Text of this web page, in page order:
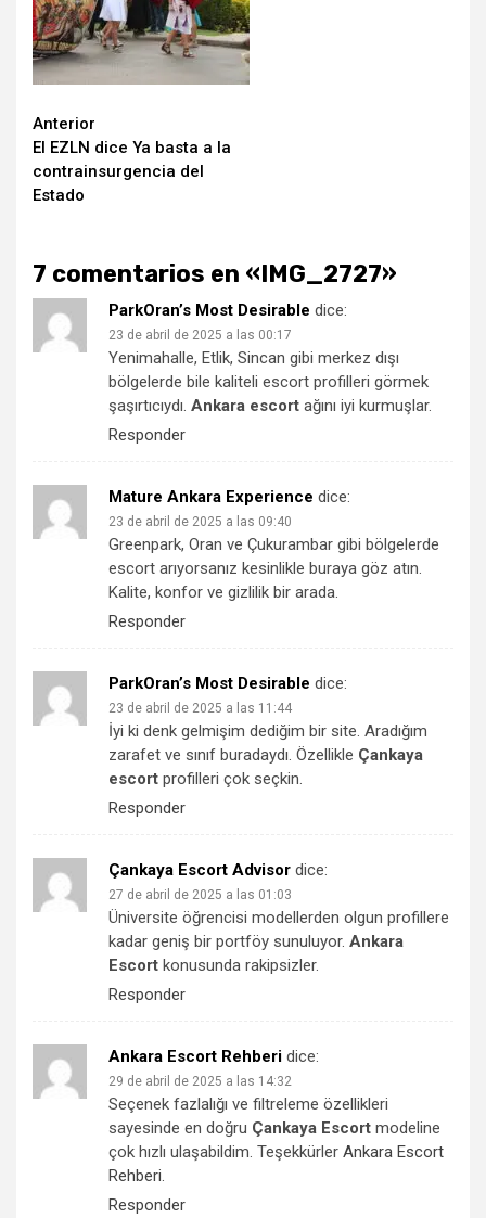
Seguir
leyendo
Anterior
El EZLN dice Ya basta a la
contrainsurgencia del
Estado
7 comentarios en «IMG_2727»
ParkOran’s Most Desirable dice:
23 de abril de 2025 a las 00:17
Yenimahalle, Etlik, Sincan gibi merkez dışı
bölgelerde bile kaliteli escort profilleri görmek
şaşırtıcıydı. Ankara escort ağını iyi kurmuşlar.
Responder
Mature Ankara Experience dice:
23 de abril de 2025 a las 09:40
Greenpark, Oran ve Çukurambar gibi bölgelerde
escort arıyorsanız kesinlikle buraya göz atın.
Kalite, konfor ve gizlilik bir arada.
Responder
ParkOran’s Most Desirable dice:
23 de abril de 2025 a las 11:44
İyi ki denk gelmişim dediğim bir site. Aradığım
zarafet ve sınıf buradaydı. Özellikle Çankaya
escort profilleri çok seçkin.
Responder
Çankaya Escort Advisor dice:
27 de abril de 2025 a las 01:03
Üniversite öğrencisi modellerden olgun profillere
kadar geniş bir portföy sunuluyor. Ankara
Escort konusunda rakipsizler.
Responder
Ankara Escort Rehberi dice:
29 de abril de 2025 a las 14:32
Seçenek fazlalığı ve filtreleme özellikleri
sayesinde en doğru Çankaya Escort modeline
çok hızlı ulaşabildim. Teşekkürler Ankara Escort
Rehberi.
Responder